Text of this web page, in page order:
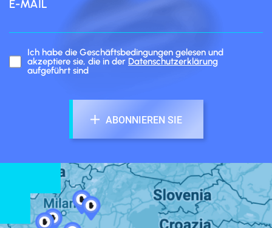
E-MAIL
ABONNIEREN SIE
Ich habe die Geschäftsbedingungen gelesen und
akzeptiere sie, die in der Datenschutzerklärung
aufgeführt sind